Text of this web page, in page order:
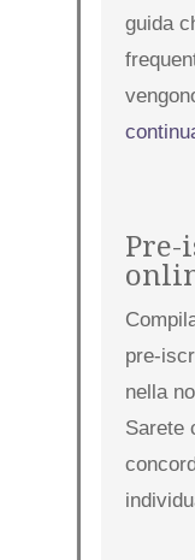
guida
pre-
nella
Sarete